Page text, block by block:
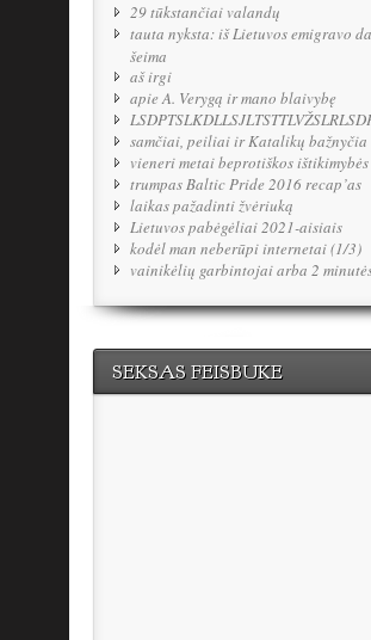
29 tūkstančiai valandų
tauta nyksta: iš Lietuvos emigravo
šeima
aš irgi
apie A. Verygą ir mano blaivybę
samčiai, peiliai ir Katalikų bažnyčia
vieneri metai beprotiškos ištikimybės
trumpas Baltic Pride 2016 recap’as
laikas pažadinti žvėriuką
Lietuvos pabėgėliai 2021-aisiais
kodėl man neberūpi internetai (1/3)
vainikėlių garbintojai arba 2
SEKSAS FEISBUKE